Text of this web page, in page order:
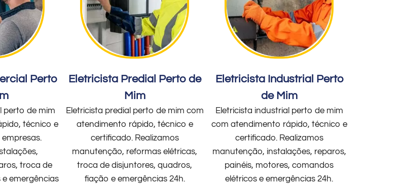
Perto
perto de mim
técnico e
troca de
emergências
Eletricista Predial Perto de
Mim
Eletricista predial perto de mim com
atendimento rápido, técnico e
certificado. Realizamos
manutenção, reformas elétricas,
troca de disjuntores, quadros,
fiação e emergências 24h.
Eletricista Industrial Perto
de Mim
Eletricista industrial perto de mim
com atendimento rápido, técnico e
certificado. Realizamos
manutenção, instalações, reparos,
painéis, motores, comandos
elétricos e emergências 24h.